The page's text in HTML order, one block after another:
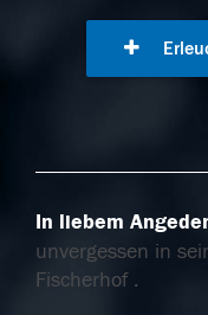
In liebem
unvergessen in
Fischerhof .